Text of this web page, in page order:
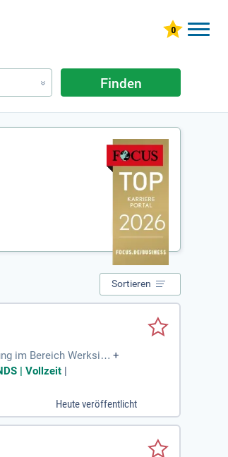
» Finden
Sortieren
im Bereich Werksins +
| Vollzeit |
Heute veröffentlicht